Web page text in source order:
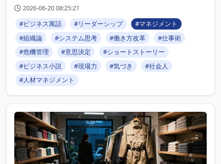
2026-06-20 08:25:21
#ビジネス寓話
#リーダーシップ
#マネジメント
#組織論
#システム思考 #働き方改革
#仕事術
#危機管理
#意思決定
#ショートストーリー
#ビジネス小説
#現場力 #気づき
#社会人
#人材マネジメント